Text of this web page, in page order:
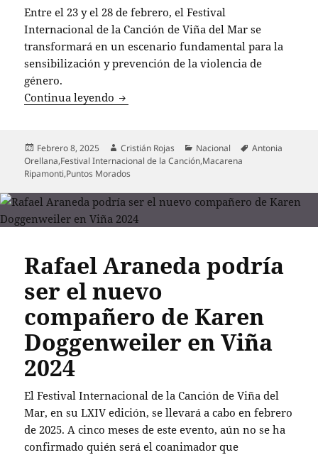
Entre el 23 y el 28 de febrero, el Festival
Internacional de la Canción de Viña del Mar se
transformará en un escenario fundamental para la
sensibilización y prevención de la violencia de
género.
Continua leyendo Viña del Mar se prepara para abordar
Publicado
el
Febrero 8, 2025 Autor
Cristián Rojas Categorías
Nacional Etiquetas
Antonia
Orellana,Festival Internacional de la Canción,Macarena
Ripamonti,Puntos Morados
Rafael Araneda podría
ser el nuevo
compañero de Karen
Doggenweiler en Viña
2024
El Festival Internacional de la Canción de Viña del
Mar, en su LXIV edición, se llevará a cabo en febrero
de 2025. A cinco meses de este evento, aún no se ha
confirmado quién será el coanimador que